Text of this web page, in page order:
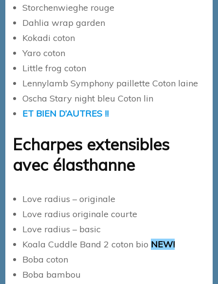
Storchenwieghe rouge
Dahlia wrap garden
Kokadi coton
Yaro coton
Little frog coton
Lennylamb Symphony paillette Coton laine
Oscha Stary night bleu Coton lin
ET BIEN D’AUTRES !!
Echarpes extensibles
avec élasthanne
Love radius – originale
Love radius originale courte
Love radius – basic
Koala Cuddle Band 2 coton bio NEW!
Boba coton
Boba bambou